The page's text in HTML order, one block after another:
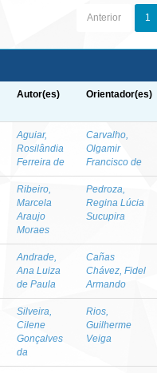
Anterior 1
Autor(es) Orientador(es)
Aguiar,
Rosilândia
Ferreira de
Carvalho,
Olgamir
Francisco de
Ribeiro,
Marcela
Araujo
Moraes
Pedroza,
Regina Lúcia
Sucupira
Andrade,
Ana Luiza
de Paula
Cañas
Chávez, Fidel
Armando
Silveira,
Cilene
Gonçalves
da
Rios,
Guilherme
Veiga